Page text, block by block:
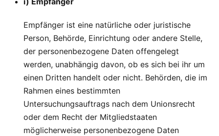
Empfänger ist eine natürliche oder juristische
Person, Behörde, Einrichtung oder andere Stelle,
der personenbezogene Daten offengelegt
werden, unabhängig davon, ob es sich bei ihr um
einen Dritten handelt oder nicht. Behörden, die im
Rahmen eines bestimmten
Untersuchungsauftrags nach dem Unionsrecht
oder dem Recht der Mitgliedstaaten
möglicherweise personenbezogene Daten